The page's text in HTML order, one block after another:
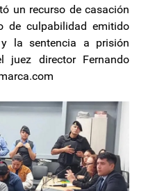
un recurso de casación
de culpabilidad emitido
la sentencia a prisión
juez director Fernando